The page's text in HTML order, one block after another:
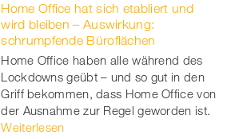
Home Office hat sich etabliert und
wird bleiben – Auswirkung:
schrumpfende Büroflächen
Home Office haben alle während des
Lockdowns geübt – und so gut in den
Griff bekommen, dass Home Office von
der Ausnahme zur Regel geworden ist.
Weiterlesen